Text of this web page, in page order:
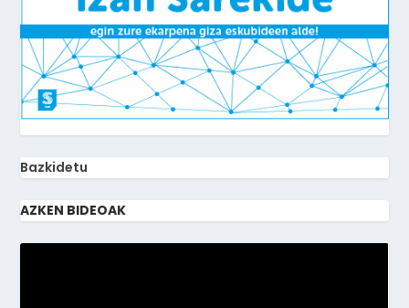
Bazkidetu
AZKEN BIDEOAK